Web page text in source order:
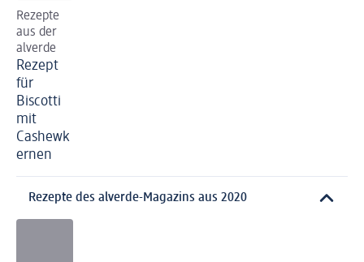
Rezepte
aus der
alverde
Rezept
für
Biscotti
mit
Cashewk
ernen
Rezepte des alverde-Magazins aus 2020